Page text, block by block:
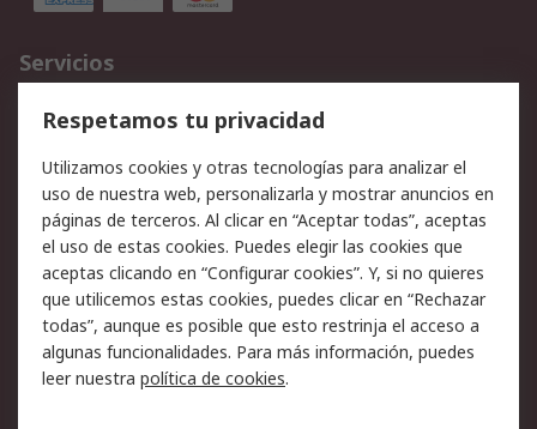
Servicios
Cómo realizar pedidos
Devoluciones
Facturación y pago
Ofertas
Soporte técnico
Legal
Aviso legal
Política de privacidad -
Actualizada
Política sobre cookies
Seguridad de emails
Certificaciones de
Condiciones de venta
Respetamos tu privacidad
Utilizamos cookies y otras tecnologías para analizar el
uso de nuestra web, personalizarla y mostrar anuncios en
páginas de terceros. Al clicar en “Aceptar todas”, aceptas
el uso de estas cookies. Puedes elegir las cookies que
aceptas clicando en “Configurar cookies”. Y, si no quieres
que utilicemos estas cookies, puedes clicar en “Rechazar
todas”, aunque es posible que esto restrinja el acceso a
algunas funcionalidades. Para más información, puedes
leer nuestra política de cookies.